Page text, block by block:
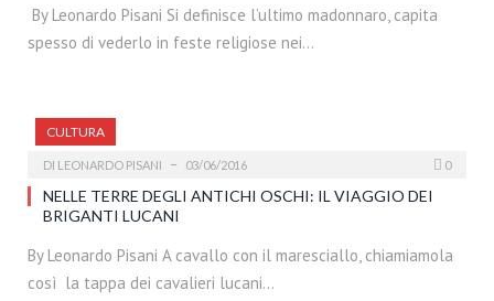
By Leonardo Pisani Si definisce l’ultimo madonnaro, capita
spesso di vederlo in feste religiose nei…
CULTURA
DI LEONARDO PISANI 03/06/2016 0
NELLE TERRE DEGLI ANTICHI OSCHI: IL VIAGGIO DEI
BRIGANTI LUCANI
By Leonardo Pisani A cavallo con il maresciallo, chiamiamola
così la tappa dei cavalieri lucani…